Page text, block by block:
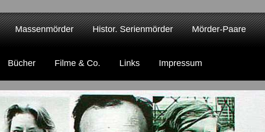
Massenmörder Histor. Serienmörder Mörder-Paare
Bücher Filme & Co. Links Impressum